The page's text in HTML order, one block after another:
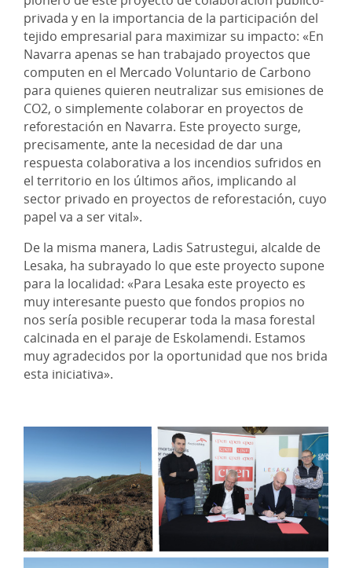
privada y en la importancia de la participación del
tejido empresarial para maximizar su impacto: «En
Navarra apenas se han trabajado proyectos que
computen en el Mercado Voluntario de Carbono
para quienes quieren neutralizar sus emisiones de
CO2, o simplemente colaborar en proyectos de
reforestación en Navarra. Este proyecto surge,
precisamente, ante la necesidad de dar una
respuesta colaborativa a los incendios sufridos en
el territorio en los últimos años, implicando al
sector privado en proyectos de reforestación, cuyo
papel va a ser vital».
De la misma manera, Ladis Satrustegui, alcalde de
Lesaka, ha subrayado lo que este proyecto supone
para la localidad: «Para Lesaka este proyecto es
muy interesante puesto que fondos propios no
nos sería posible recuperar toda la masa forestal
calcinada en el paraje de Eskolamendi. Estamos
muy agradecidos por la oportunidad que nos brida
esta iniciativa».